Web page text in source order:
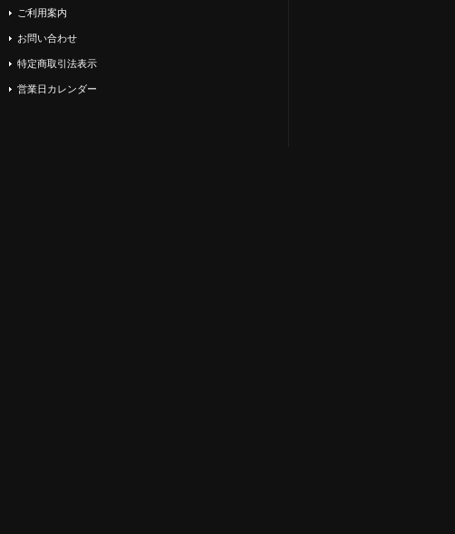
ご利用案内
お問い合わせ
特定商取引法表示
営業日カレンダー